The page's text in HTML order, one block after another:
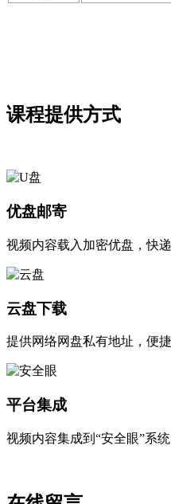
课程提供方式
优盘邮寄
视频内容载入加密优盘，快
云盘下载
提供网络网盘私有地址，便
平台集成
视频内容集成到“安全眼”系